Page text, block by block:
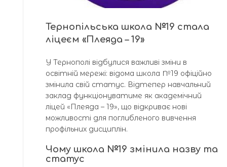
Тернопільська школа №19 стала
ліцеєм «Плеяда – 19»
У Тернополі відбулися важливі зміни в
освітній мережі: відома школа №19 офіційно
змінила свій статус. Відтепер навчальний
заклад функціонуватиме як академічний
ліцей «Плеяда – 19», що відкриває нові
можливості для поглибленого вивчення
профільних дисциплін.
Чому школа №19 змінила назву та
статус